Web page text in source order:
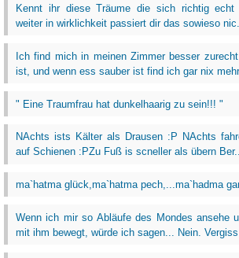
Kennt ihr diese Träume die sich richtig echt
weiter in wirklichkeit passiert dir das sowieso
Ich find mich in meinen Zimmer besser
ist, und wenn ess sauber ist find ich gar nix mehr
" Eine Traumfrau hat dunkelhaarig zu sein!!! "
NAchts ists Kälter als Drausen :P NAchts
auf Schienen :PZu Fuß is scneller als übern
ma`hatma glück,ma`hatma pech,...ma`hadma
Wenn ich mir so Abläufe des Mondes ansehe
mit ihm bewegt, würde ich sagen... Nein.